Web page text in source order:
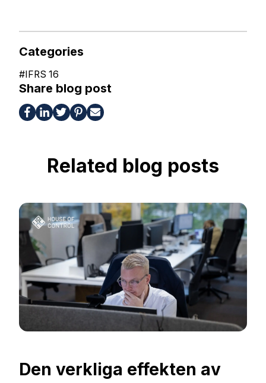
Categories
#IFRS 16
Share blog post
Related blog posts
Den verkliga effekten av